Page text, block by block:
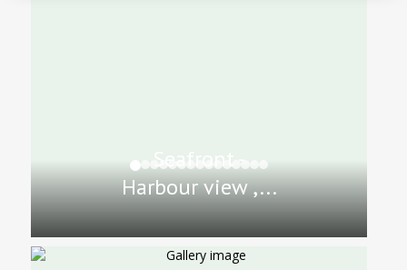
Seafront -
Harbour view ,...